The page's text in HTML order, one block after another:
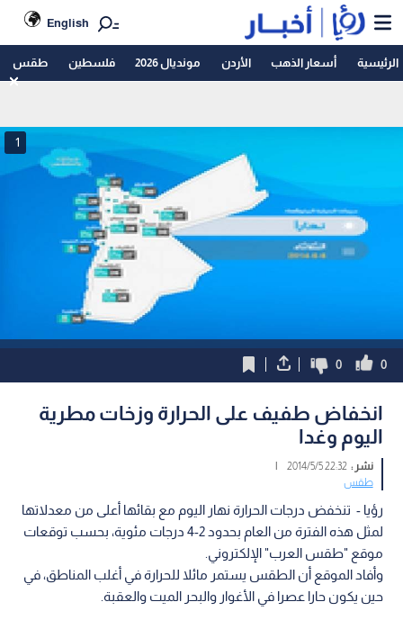
English
الرئيسية أسعار الذهب الأردن مونديال 2026 فلسطين طقس
1
0
0
انخفاض طفيف على الحرارة وزخات مطرية
اليوم وغدا
نشر :22:32 2014/5/5
|
طقس
رؤيا - تنخفض درجات الحرارة نهار اليوم مع بقائها أعلى من معدلاتها
لمثل هذه الفترة من العام بحدود 2-4 درجات مئوية، بحسب توقعات
موقع "طقس العرب" الإلكتروني.
وأفاد الموقع أن الطقس يستمر مائلا للحرارة في أغلب المناطق، في
حين يكون حارا عصرا في الأغوار والبحر الميت والعقبة.